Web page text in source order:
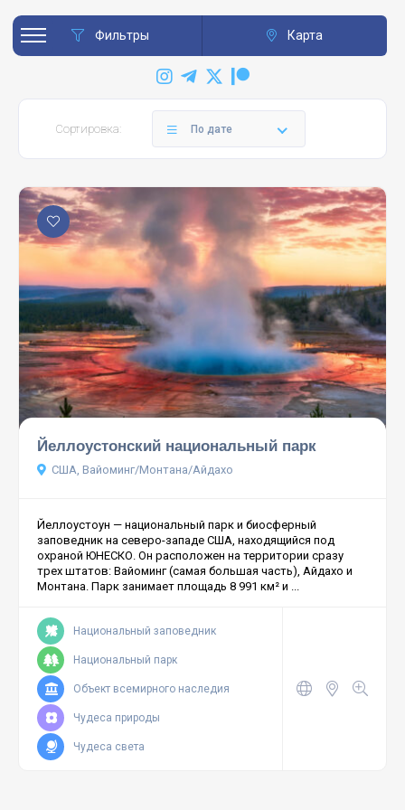
Фильтры Карта
Сортировка: По дате
Йеллоустонский национальный парк
США, Вайоминг/Монтана/Айдахо
Йеллоустоун — национальный парк и биосферный
заповедник на северо-западе США, находящийся под
охраной ЮНЕСКО. Он расположен на территории сразу
трех штатов: Вайоминг (самая большая часть), Айдахо и
Монтана. Парк занимает площадь 8 991 км² и ...
Национальный заповедник
Национальный парк
Объект всемирного наследия
Чудеса природы
Чудеса света